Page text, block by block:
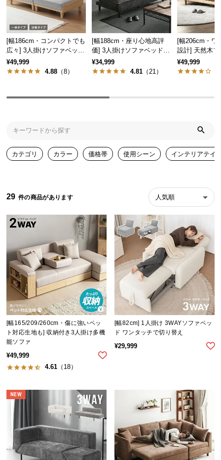
イ
ン
キ
ン
テ
探
テ
イ
ス
ト
[幅186cm・コンパクトでも
広々] 3人掛けソファベッド
リクライニング 天然木フレ
ーム 北欧
¥49,999
4.88 （8）
[幅188cm・座り心地高評
価] 3人掛けソファベッド
フルフラット 傷に強いペッ
ト対応生地も
¥34,999
4.81（21）
[幅206cm・ワ
設計] 天然木
掛けソファー
トになる
¥49,999
カテゴリ カラー 価格帯 使用シーン インテリアテイ
29 人気順
[幅165/209/260cm・傷に強いペッ
ト対応生地も] 収納付き3人掛け多機
能ソファ
¥49,999
4.61 （18）
[幅82cm] 1人掛け 3WAYソファベッ
ド ワンタッチで切り替え
¥29,999
NEW